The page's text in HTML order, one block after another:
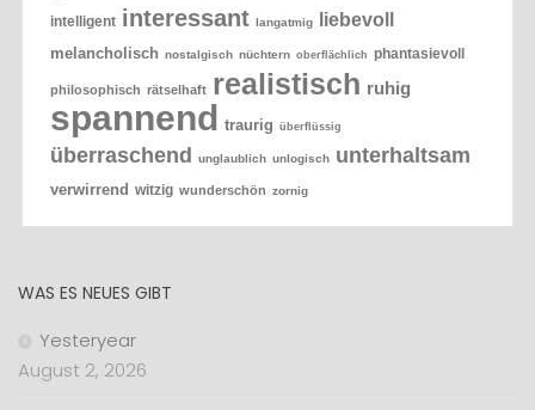
intelligent interessant langatmig liebevoll
melancholisch nostalgisch nüchtern oberflächlich phantasievoll
philosophisch rätselhaft realistisch ruhig
spannend traurig überflüssig
überraschend unglaublich unlogisch unterhaltsam
verwirrend witzig wunderschön zornig
WAS ES NEUES GIBT
Yesteryear
August 2, 2026